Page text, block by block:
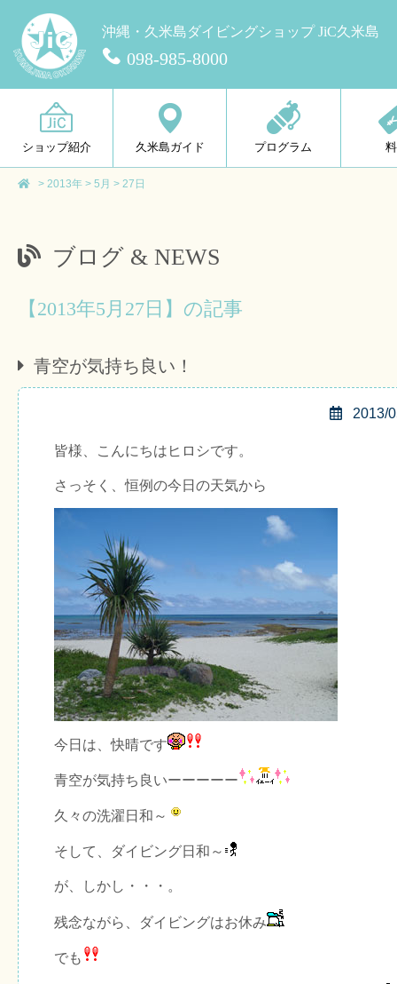
沖縄・久米島ダイビングショップ JiC久米島
098-985-8000
ショップ紹介 久米島ガイド プログラム
> 2013年 > 5月 > 27日
ブログ & NEWS
【2013年5月27日】の記事
青空が気持ち良い！
2013/
皆様、こんにちはヒロシです。
さっそく、恒例の今日の天気から
今日は、快晴です
青空が気持ち良いーーーーー
久々の洗濯日和～
そして、ダイビング日和～
が、しかし・・・。
残念ながら、ダイビングはお休み
でも